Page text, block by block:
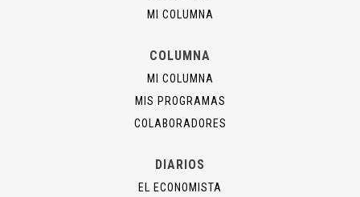
MI COLUMNA
COLUMNA
MI COLUMNA
MIS PROGRAMAS
COLABORADORES
DIARIOS
EL ECONOMISTA